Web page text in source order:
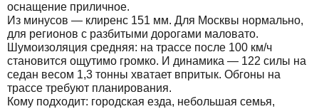
оснащение приличное.
Из минусов — клиренс 151 мм. Для Москвы нормально,
для регионов с разбитыми дорогами маловато.
Шумоизоляция средняя: на трассе после 100 км/ч
становится ощутимо громко. И динамика — 122 силы на
седан весом 1,3 тонны хватает впритык. Обгоны на
трассе требуют планирования.
Кому подходит: городская езда, небольшая семья,